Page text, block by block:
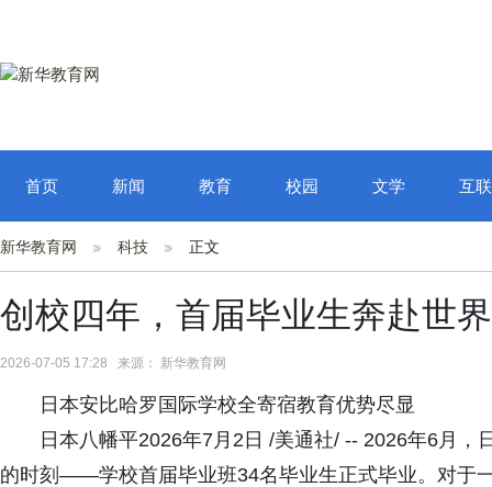
首页 新闻 教育 校园 文学 互
新华教育网 科技 正文
创校四年，首届毕业生奔赴世
2026-07-05 17:28 来源： 新华教育网
日本安比哈罗国际学校全寄宿教育优势尽显
日本八幡平2026年7月2日 /美通社/ -- 2026年6月
的时刻——学校首届毕业班34名毕业生正式毕业。对于